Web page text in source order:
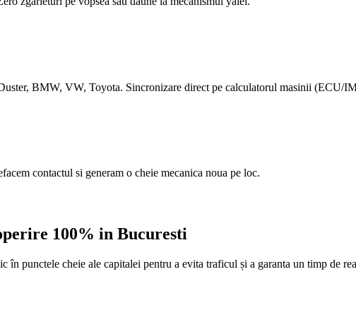
BMW, VW, Toyota. Sincronizare direct pe calculatorul masinii (ECU/
contactul si generam o cheie mecanica noua pe loc.
100% in Bucuresti
punctele cheie ale capitalei pentru a evita traficul și a garanta un timp de